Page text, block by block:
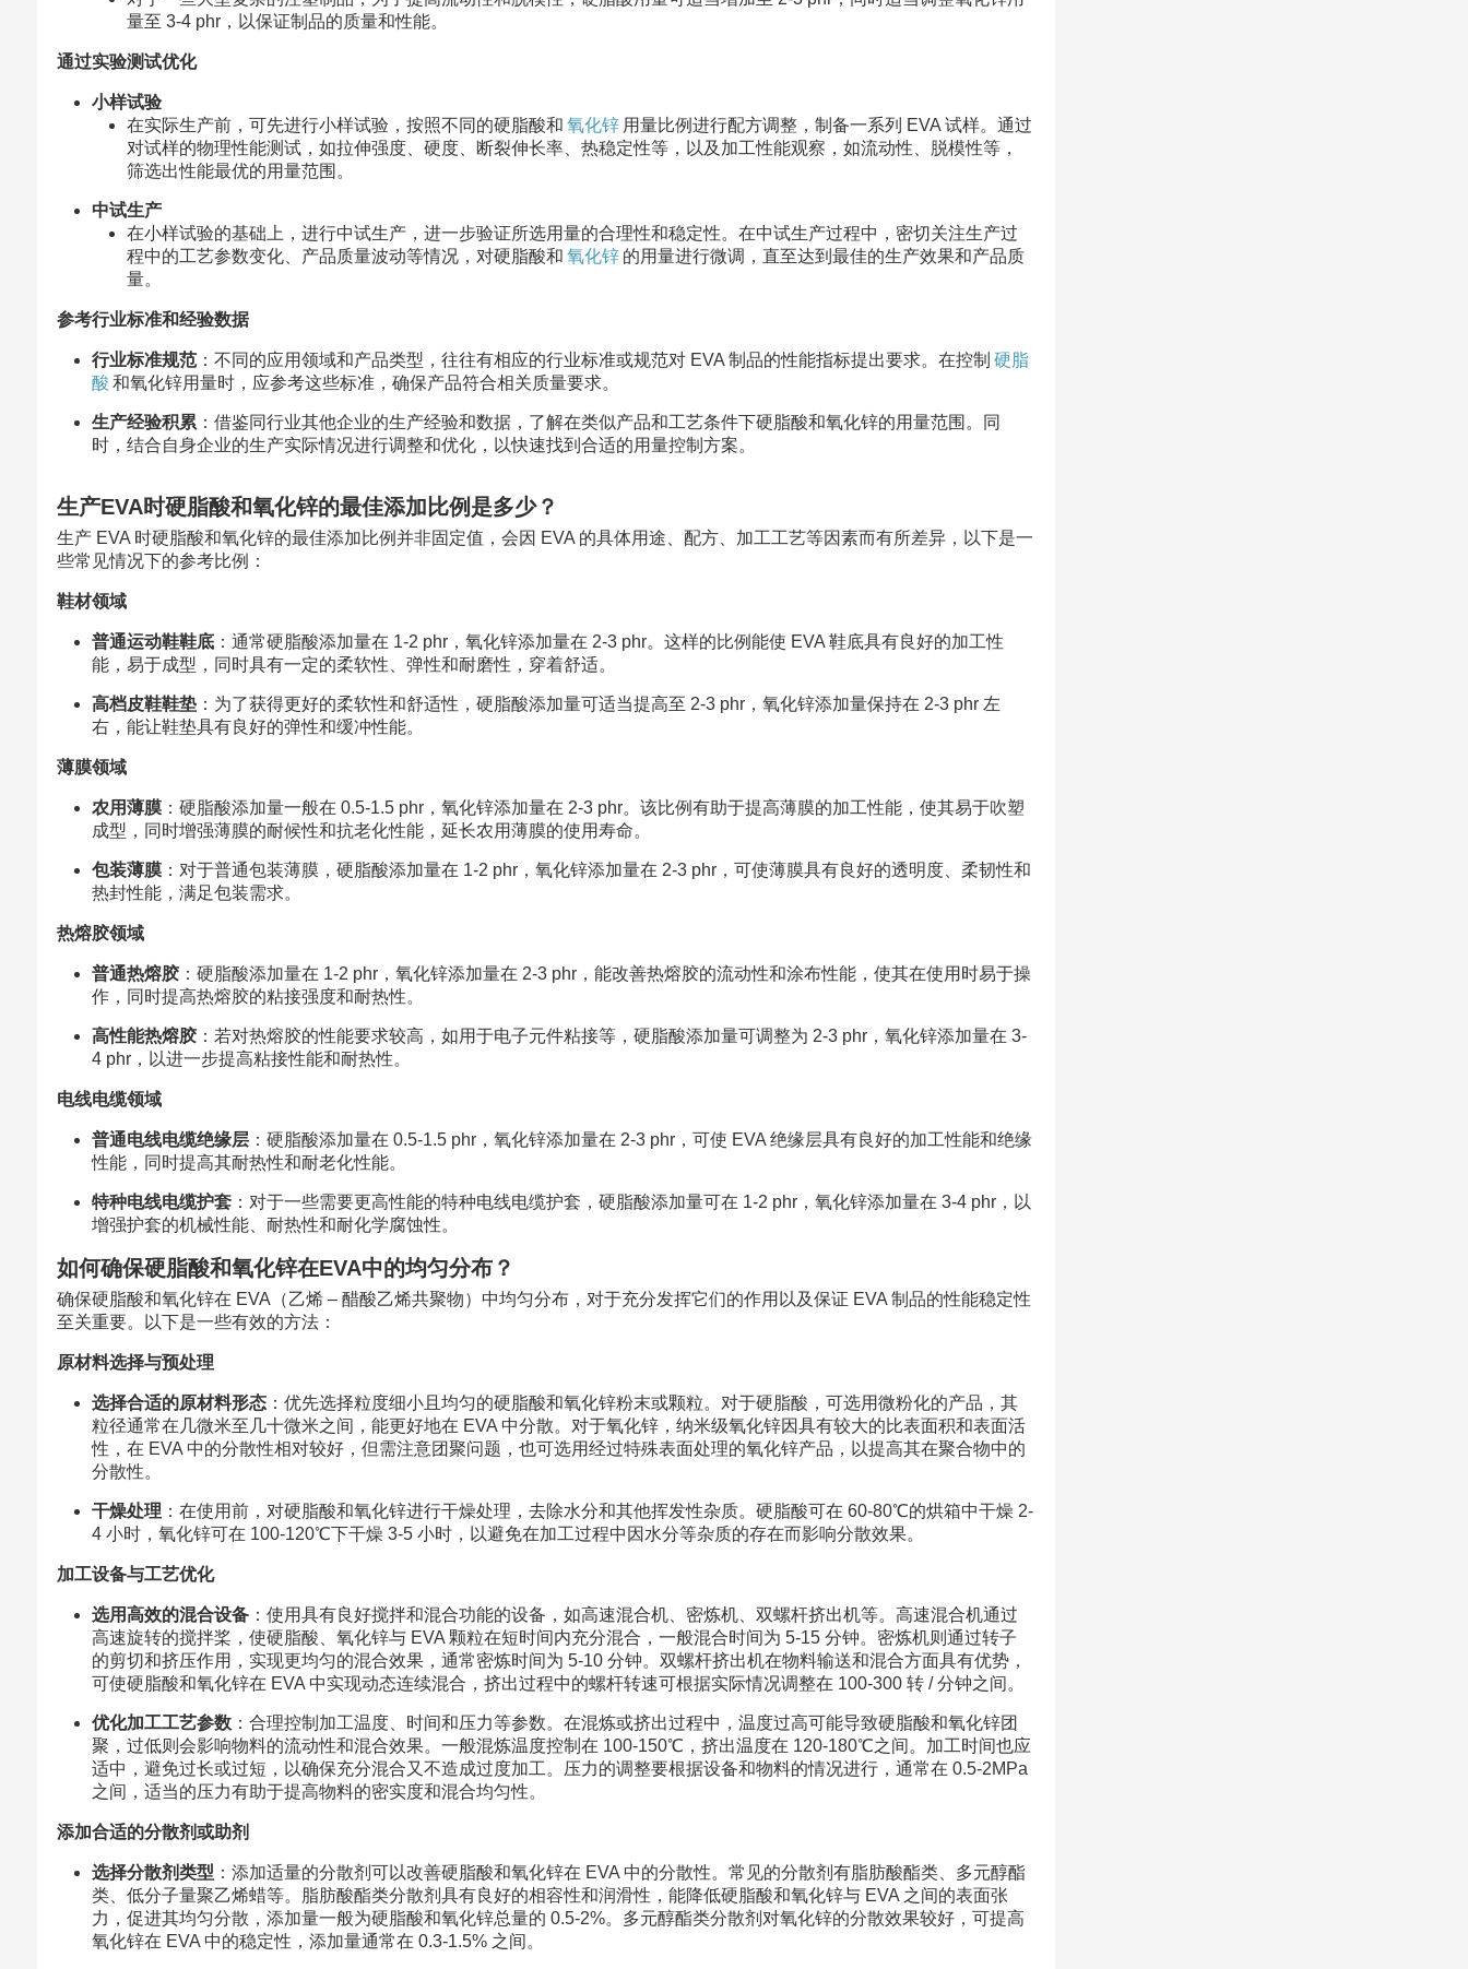
量至 3-4 phr，以保证制品的质量和性能。
通过实验测试优化
小样试验
在实际生产前，可先进行小样试验，按照不同的硬脂酸和 氧化锌 用量比例进行配方调整，制备一系列 EVA 试样。通过
对试样的物理性能测试，如拉伸强度、硬度、断裂伸长率、热稳定性等，以及加工性能观察，如流动性、脱模性等，
筛选出性能最优的用量范围。
中试生产
在小样试验的基础上，进行中试生产，进一步验证所选用量的合理性和稳定性。在中试生产过程中，密切关注生产过
程中的工艺参数变化、产品质量波动等情况，对硬脂酸和 氧化锌 的用量进行微调，直至达到最佳的生产效果和产品质
量。
参考行业标准和经验数据
行业标准规范：不同的应用领域和产品类型，往往有相应的行业标准或规范对 EVA 制品的性能指标提出要求。在控制 硬脂
酸 和氧化锌用量时，应参考这些标准，确保产品符合相关质量要求。
生产经验积累 ：借鉴同行业其他企业的生产经验和数据，了解在类似产品和工艺条件下硬脂酸和氧化锌的用量范围。同
时，结合自身企业的生产实际情况进行调整和优化，以快速找到合适的用量控制方案。
生产EVA时硬脂酸和氧化锌的最佳添加比例是多少？
生产 EVA 时硬脂酸和氧化锌的最佳添加比例并非固定值，会因 EVA 的具体用途、配方、加工工艺等因素而有所差异，以下是一
些常见情况下的参考比例：
鞋材领域
普通运动鞋鞋底 ：通常硬脂酸添加量在 1-2 phr，氧化锌添加量在 2-3 phr。这样的比例能使 EVA 鞋底具有良好的加工性
能，易于成型，同时具有一定的柔软性、弹性和耐磨性，穿着舒适。
高档皮鞋鞋垫 ：为了获得更好的柔软性和舒适性，硬脂酸添加量可适当提高至 2-3 phr，氧化锌添加量保持在 2-3 phr 左
右，能让鞋垫具有良好的弹性和缓冲性能。
薄膜领域
农用薄膜 ：硬脂酸添加量一般在 0.5-1.5 phr，氧化锌添加量在 2-3 phr。该比例有助于提高薄膜的加工性能，使其易于吹塑
成型，同时增强薄膜的耐候性和抗老化性能，延长农用薄膜的使用寿命。
包装薄膜 ：对于普通包装薄膜，硬脂酸添加量在 1-2 phr，氧化锌添加量在 2-3 phr，可使薄膜具有良好的透明度、柔韧性和
热封性能，满足包装需求。
热熔胶领域
普通热熔胶 ：硬脂酸添加量在 1-2 phr，氧化锌添加量在 2-3 phr，能改善热熔胶的流动性和涂布性能，使其在使用时易于操
作，同时提高热熔胶的粘接强度和耐热性。
高性能热熔胶 ：若对热熔胶的性能要求较高，如用于电子元件粘接等，硬脂酸添加量可调整为 2-3 phr，氧化锌添加量在 3-
4 phr，以进一步提高粘接性能和耐热性。
电线电缆领域
普通电线电缆绝缘层 ：硬脂酸添加量在 0.5-1.5 phr，氧化锌添加量在 2-3 phr，可使 EVA 绝缘层具有良好的加工性能和绝缘
性能，同时提高其耐热性和耐老化性能。
特种电线电缆护套 ：对于一些需要更高性能的特种电线电缆护套，硬脂酸添加量可在 1-2 phr，氧化锌添加量在 3-4 phr，以
增强护套的机械性能、耐热性和耐化学腐蚀性。
如何确保硬脂酸和氧化锌在EVA中的均匀分布？
确保硬脂酸和氧化锌在 EVA（乙烯 – 醋酸乙烯共聚物）中均匀分布，对于充分发挥它们的作用以及保证 EVA 制品的性能稳定性
至关重要。以下是一些有效的方法：
原材料选择与预处理
选择合适的原材料形态 ：优先选择粒度细小且均匀的硬脂酸和氧化锌粉末或颗粒。对于硬脂酸，可选用微粉化的产品，其
粒径通常在几微米至几十微米之间，能更好地在 EVA 中分散。对于氧化锌，纳米级氧化锌因具有较大的比表面积和表面活
性，在 EVA 中的分散性相对较好，但需注意团聚问题，也可选用经过特殊表面处理的氧化锌产品，以提高其在聚合物中的
分散性。
干燥处理 ：在使用前，对硬脂酸和氧化锌进行干燥处理，去除水分和其他挥发性杂质。硬脂酸可在 60-80℃的烘箱中干燥 2-
4 小时，氧化锌可在 100-120℃下干燥 3-5 小时，以避免在加工过程中因水分等杂质的存在而影响分散效果。
加工设备与工艺优化
选用高效的混合设备 ：使用具有良好搅拌和混合功能的设备，如高速混合机、密炼机、双螺杆挤出机等。高速混合机通过
高速旋转的搅拌桨，使硬脂酸、氧化锌与 EVA 颗粒在短时间内充分混合，一般混合时间为 5-15 分钟。密炼机则通过转子
的剪切和挤压作用，实现更均匀的混合效果，通常密炼时间为 5-10 分钟。双螺杆挤出机在物料输送和混合方面具有优势，
可使硬脂酸和氧化锌在 EVA 中实现动态连续混合，挤出过程中的螺杆转速可根据实际情况调整在 100-300 转 / 分钟之间。
优化加工工艺参数 ：合理控制加工温度、时间和压力等参数。在混炼或挤出过程中，温度过高可能导致硬脂酸和氧化锌团
聚，过低则会影响物料的流动性和混合效果。一般混炼温度控制在 100-150℃，挤出温度在 120-180℃之间。加工时间也应
适中，避免过长或过短，以确保充分混合又不造成过度加工。压力的调整要根据设备和物料的情况进行，通常在 0.5-2MPa
之间，适当的压力有助于提高物料的密实度和混合均匀性。
添加合适的分散剂或助剂
选择分散剂类型 ：添加适量的分散剂可以改善硬脂酸和氧化锌在 EVA 中的分散性。常见的分散剂有脂肪酸酯类、多元醇酯
类、低分子量聚乙烯蜡等。脂肪酸酯类分散剂具有良好的相容性和润滑性，能降低硬脂酸和氧化锌与 EVA 之间的表面张
力，促进其均匀分散，添加量一般为硬脂酸和氧化锌总量的 0.5-2%。多元醇酯类分散剂对氧化锌的分散效果较好，可提高
氧化锌在 EVA 中的稳定性，添加量通常在 0.3-1.5% 之间。